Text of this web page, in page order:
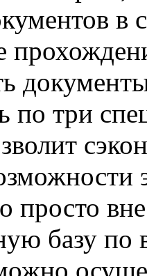
по три
просто
базу по